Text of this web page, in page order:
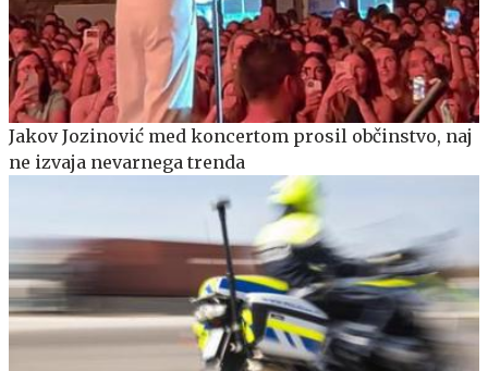
Jakov Jozinović med koncertom prosil občinstvo, naj
ne izvaja nevarnega trenda